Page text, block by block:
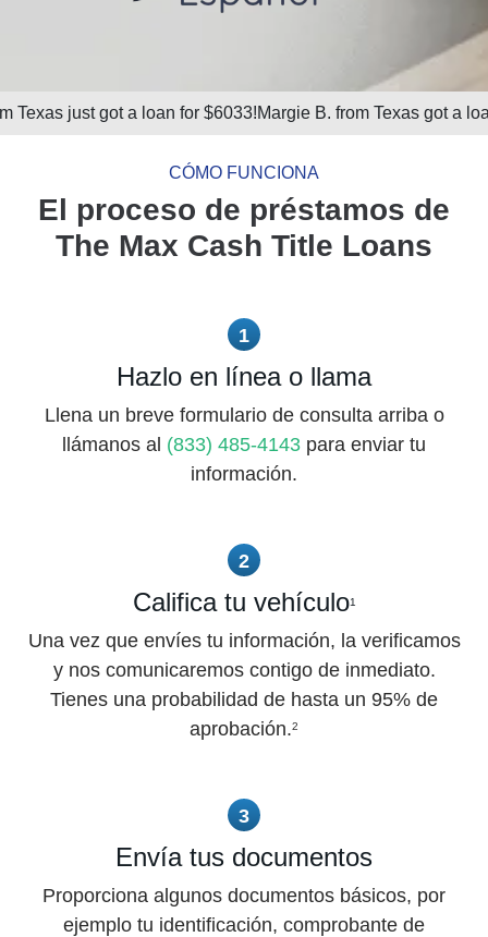
a loan for $6033! Margie B. from Texas got a loan for $300!
CÓMO FUNCIONA
El proceso de préstamos de
The Max Cash Title Loans
1
Hazlo en línea o llama
Llena un breve formulario de consulta arriba o
llámanos al (833) 485-4143 para enviar tu
información.
2
Califica tu vehículo1
Una vez que envíes tu información, la verificamos
y nos comunicaremos contigo de inmediato.
Tienes una probabilidad de hasta un 95% de
aprobación.2
3
Envía tus documentos
Proporciona algunos documentos básicos, por
ejemplo tu identificación, comprobante de